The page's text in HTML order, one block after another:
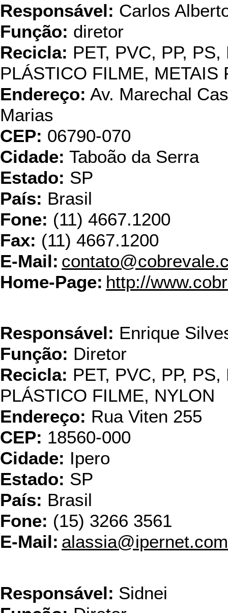
Responsável: Carlos
Função: diretor
Recicla: PET, PVC, PP,
PLÁSTICO FILME, METAIS
Endereço: Av. Marechal
Marias
CEP: 06790-070
Cidade: Taboão da Serra
Estado: SP
País: Brasil
Fone: (11) 4667.1200
Fax: (11) 4667.1200
E-Mail:
Home-Page: http://
Responsável: Enrique
Função: Diretor
Recicla: PET, PVC, PP,
PLÁSTICO FILME, NYLON
Endereço: Rua Viten 255
CEP: 18560-000
Cidade: Ipero
Estado: SP
País: Brasil
Fone: (15) 3266 3561
E-Mail:
Responsável: Sidnei